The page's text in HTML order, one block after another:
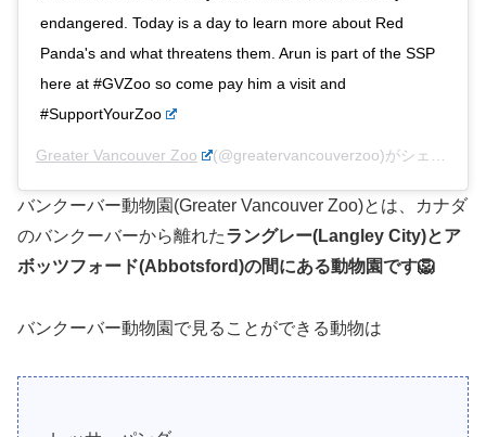
endangered. Today is a day to learn more about Red
Panda's and what threatens them. Arun is part of the SSP
here at #GVZoo so come pay him a visit and
#SupportYourZoo
Greater Vancouver Zoo (@greatervancouverzoo)がシェアした投稿 –
バンクーバー動物園(Greater Vancouver Zoo)とは、カナダ
のバンクーバーから離れたラングレー(Langley City)とア
ボッツフォード(Abbotsford)の間にある動物園です🦁
バンクーバー動物園で見ることができる動物は